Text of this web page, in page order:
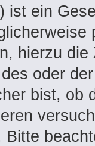
ist ein
hierzu
oder
bist, ob